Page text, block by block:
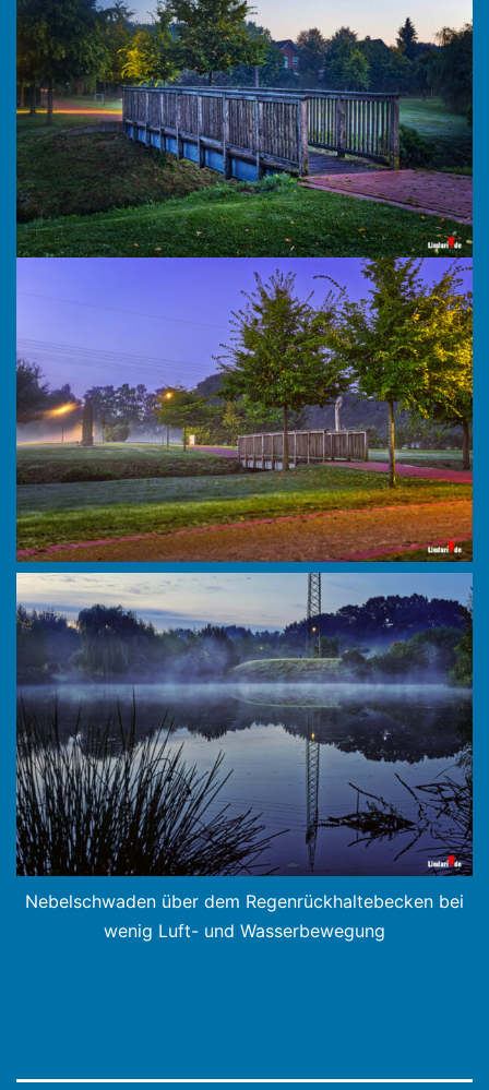
Nebelschwaden über dem Regenrückhaltebecken bei
wenig Luft- und Wasserbewegung